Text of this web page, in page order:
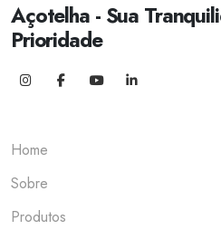
Açotelha - Sua
Prioridade
Home
Sobre
Produtos